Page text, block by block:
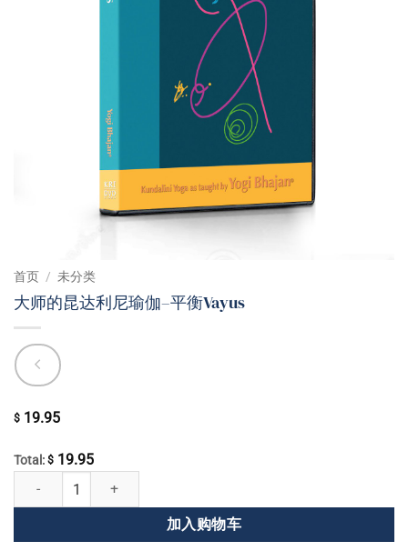
首页 / 未分类
大师的昆达利尼瑜伽–平衡Vayus
$ 19.95
Total: $ 19.95
大师的昆达利尼瑜伽--平衡Vayus 数量
加入购物车